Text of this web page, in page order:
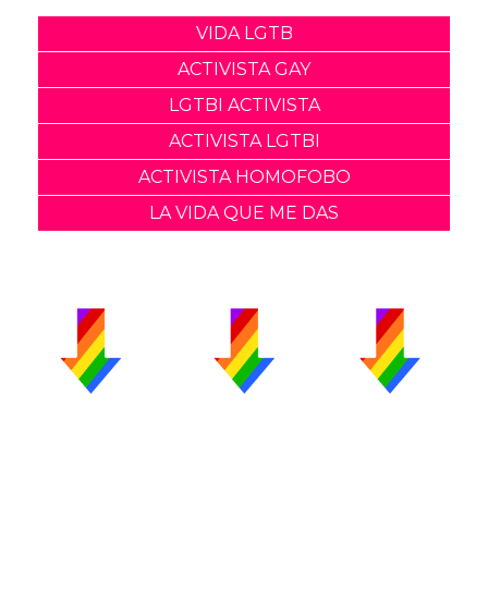
VIDA LGTB
ACTIVISTA GAY
LGTBI ACTIVISTA
ACTIVISTA LGTBI
ACTIVISTA HOMOFOBO
LA VIDA QUE ME DAS